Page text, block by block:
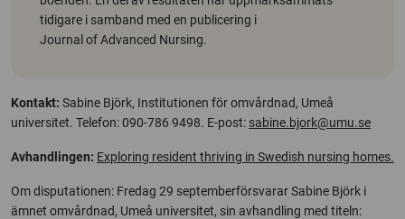
tidigare i samband med en publicering i
Journal of Advanced Nursing.
Kontakt: Sabine Björk, Institutionen för omvårdnad, Umeå
universitet. Telefon: 090-786 9498. E-post: sabine.bjork@umu.se
Avhandlingen: Exploring resident thriving in Swedish nursing homes.
Om disputationen: Fredag 29 septemberförsvarar Sabine Björk i
ämnet omvårdnad, Umeå universitet, sin avhandling med titeln: